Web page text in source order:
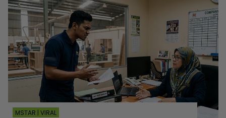
MSTAR | VIRAL